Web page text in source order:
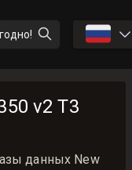
🇷🇺
v2 T3
данных New